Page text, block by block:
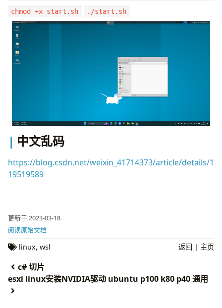
chmod +x start.sh ./start.sh
中文乱码
https://blog.csdn.net/weixin_41714373/article/details/1
19519589
更新于 2023-03-18
阅读原始文档
linux, wsl 返回 | 主页
c# 切片
esxi linux安装NVIDIA驱动 ubuntu p100 k80 p40 通用